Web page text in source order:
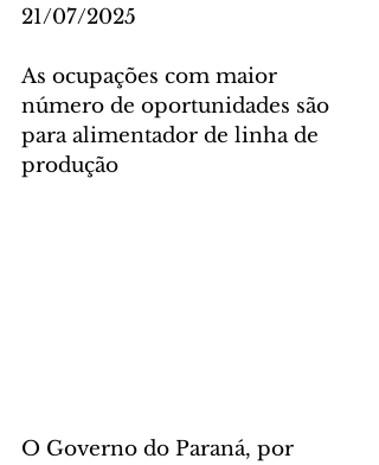
21/07/2025
As ocupações com maior
número de oportunidades são
para alimentador de linha de
produção
O Governo do Paraná, por